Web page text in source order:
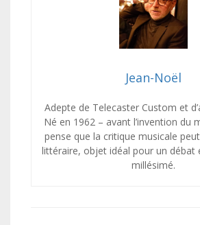
Jean-Noël
Adepte de Telecaster Custom et
Né en 1962 – avant l’invention du
pense que la critique musicale
littéraire, objet idéal pour un débat
millésimé.